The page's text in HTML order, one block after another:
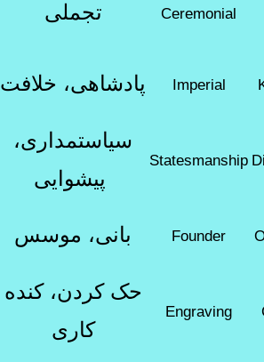
تجملی Ceremonial
پادشاهی، خلافت Imperial
سیاستمداری،
پیشوایی
Statesmanship
بانی، موسس Founder
حک کردن، کنده
­کاری
Engraving